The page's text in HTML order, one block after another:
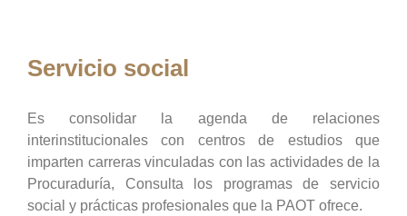
Servicio social
Es consolidar la agenda de relaciones
interinstitucionales con centros de estudios que
imparten carreras vinculadas con las actividades de la
Procuraduría, Consulta los programas de servicio
social y prácticas profesionales que la PAOT ofrece.